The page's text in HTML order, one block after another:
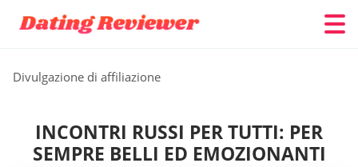
Divulgazione di affiliazione
INCONTRI RUSSI PER TUTTI: PER
SEMPRE BELLI ED EMOZIONANTI